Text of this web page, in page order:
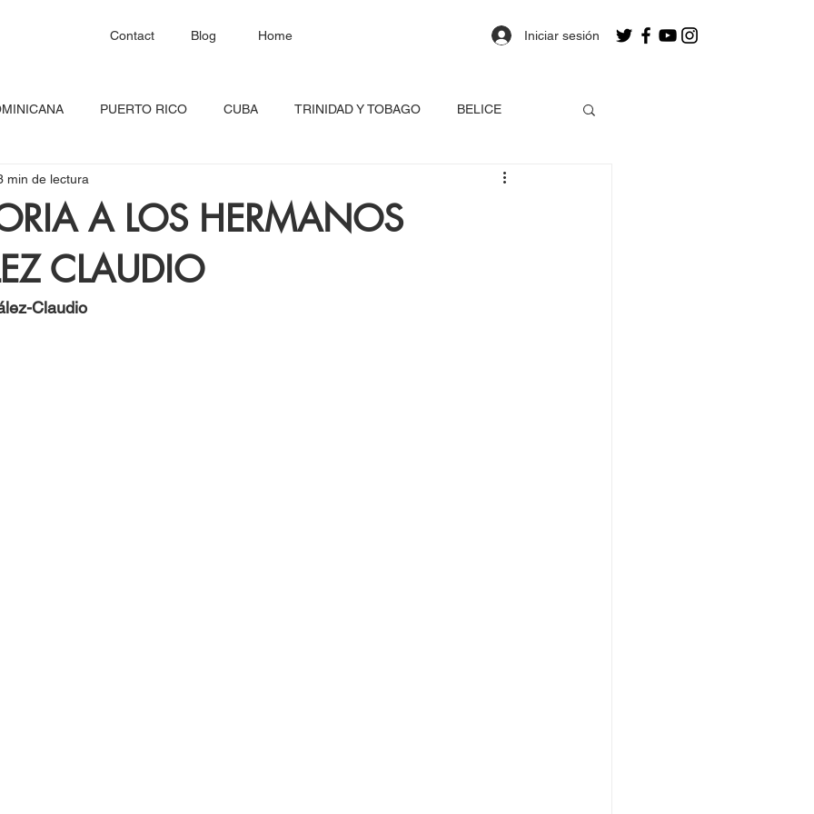
Home
Blog
Contact Iniciar sesión
PUERTO RICO CUBA TRINIDAD Y TOBAGO BELICE
HAITÍ SANTA LUCÍA
RED CONTINENTAL MEXICO
A LOS HERMANOS
CLAUDIO
min de lectura
Claudio